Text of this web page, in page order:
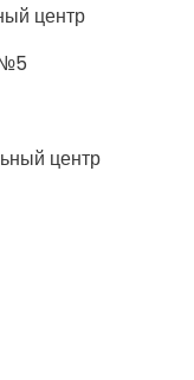
центр
центр